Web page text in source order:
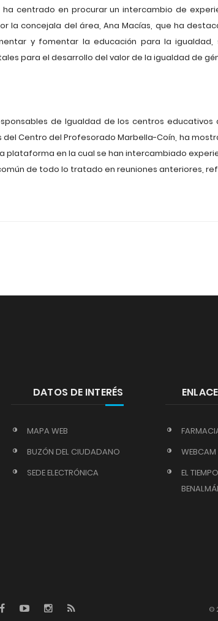
centrado en procurar un intercambio de
la concejala del área, Ana Macías, que ha
y fomentar la educación para la
para el desarrollo del valor de la igualdad de
de Igualdad de los centros
Centro del Profesorado Marbella-Coín, ha
plataforma en la cual se han intercambiado
de todo lo tratado en reuniones anteriores,
DATOS DE INTERÉS
MAPA WEB
BUZÓN DEL CIUDADANO
SEDE ELECTRÓNICA
WEBCAM
EL
©